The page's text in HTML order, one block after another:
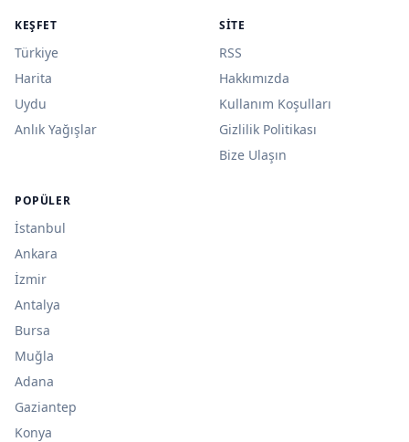
KEŞFET
Türkiye
Harita
Uydu
Anlık Yağışlar
SITE
RSS
Hakkımızda
Kullanım Koşulları
Gizlilik Politikası
Bize Ulaşın
POPÜLER
İstanbul
Ankara
İzmir
Antalya
Bursa
Muğla
Adana
Gaziantep
Konya